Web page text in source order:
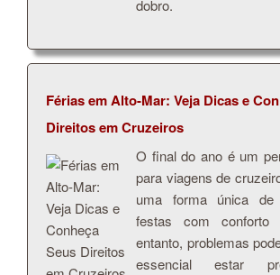
dobro.
Férias em Alto-Mar: Veja Dicas e
Direitos em Cruzeiros
O final do ano é um
para viagens de
uma forma única de
festas com
entanto, problemas
essencial estar